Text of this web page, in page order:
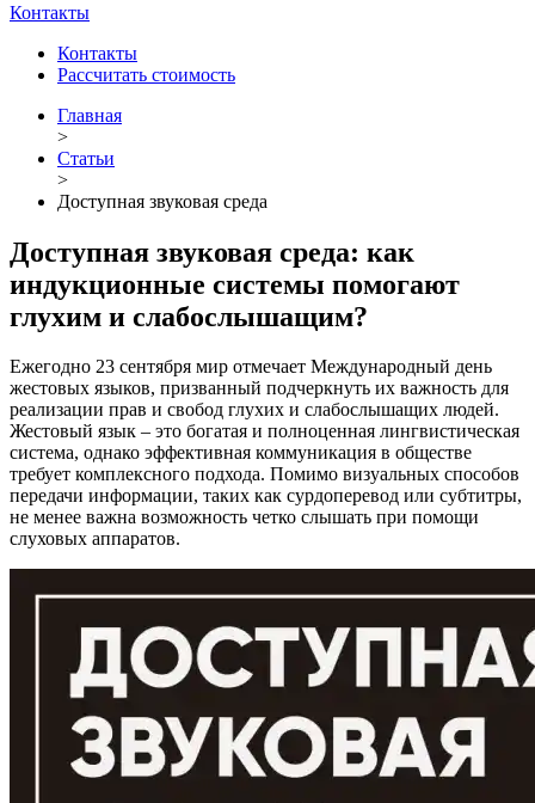
Контакты
Контакты
Рассчитать стоимость
Главная
>
Статьи
>
Доступная звуковая среда
Доступная звуковая среда: как
индукционные системы помогают
глухим и слабослышащим?
Ежегодно 23 сентября мир отмечает Международный день
жестовых языков, призванный подчеркнуть их важность для
реализации прав и свобод глухих и слабослышащих людей.
Жестовый язык – это богатая и полноценная лингвистическая
система, однако эффективная коммуникация в обществе
требует комплексного подхода. Помимо визуальных способов
передачи информации, таких как сурдоперевод или субтитры,
не менее важна возможность четко слышать при помощи
слуховых аппаратов.